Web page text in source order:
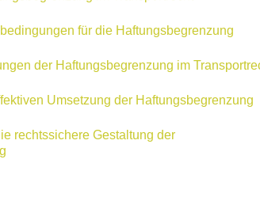
für die Haftungsbegrenzung
der Haftungsbegrenzung im
Umsetzung der Haftungsbegrenzung
rechtssichere Gestaltung der